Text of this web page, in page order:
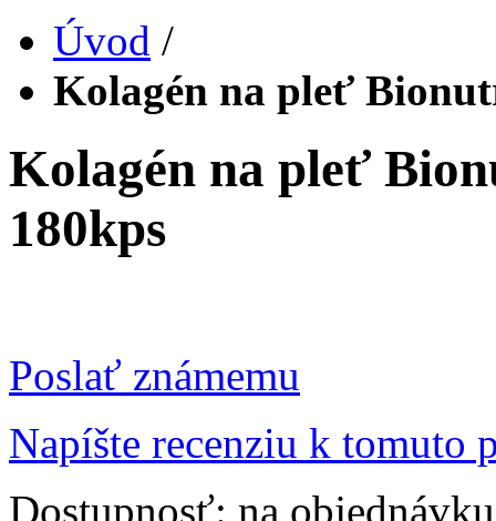
Úvod /
Kolagén na pleť
Kolagén na pleť
180kps
Poslať známemu
Napíšte recenziu k tomuto
Dostupnosť: na objednávku